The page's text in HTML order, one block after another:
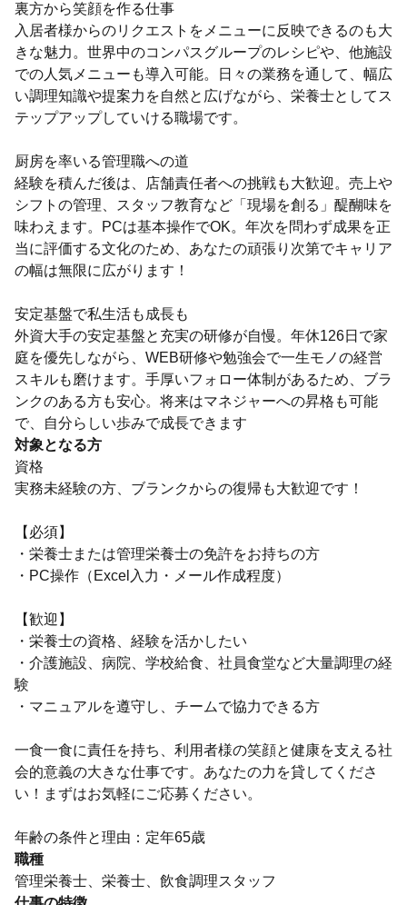
裏方から笑顔を作る仕事
入居者様からのリクエストをメニューに反映できるのも大
きな魅力。世界中のコンパスグループのレシピや、他施設
での人気メニューも導入可能。日々の業務を通して、幅広
い調理知識や提案力を自然と広げながら、栄養士としてス
テップアップしていける職場です。
厨房を率いる管理職への道
経験を積んだ後は、店舗責任者への挑戦も大歓迎。売上や
シフトの管理、スタッフ教育など「現場を創る」醍醐味を
味わえます。PCは基本操作でOK。年次を問わず成果を正
当に評価する文化のため、あなたの頑張り次第でキャリア
の幅は無限に広がります！
安定基盤で私生活も成長も
外資大手の安定基盤と充実の研修が自慢。年休126日で家
庭を優先しながら、WEB研修や勉強会で一生モノの経営
スキルも磨けます。手厚いフォロー体制があるため、ブラ
ンクのある方も安心。将来はマネジャーへの昇格も可能
で、自分らしい歩みで成長できます
対象となる方
資格
実務未経験の方、ブランクからの復帰も大歓迎です！
【必須】
・栄養士または管理栄養士の免許をお持ちの方
・PC操作（Excel入力・メール作成程度）
【歓迎】
・栄養士の資格、経験を活かしたい
・介護施設、病院、学校給食、社員食堂など大量調理の経
験
・マニュアルを遵守し、チームで協力できる方
一食一食に責任を持ち、利用者様の笑顔と健康を支える社
会的意義の大きな仕事です。あなたの力を貸してくださ
い！まずはお気軽にご応募ください。
年齢の条件と理由：定年65歳
職種
管理栄養士、栄養士、飲食調理スタッフ